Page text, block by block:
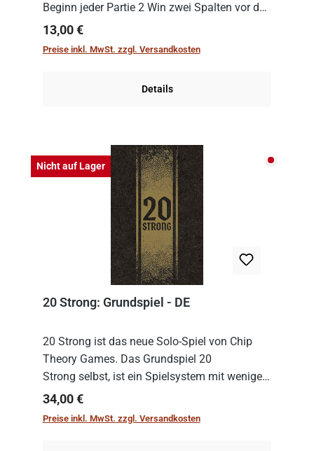
Beginn jeder Partie 2 Win zwei Spalten vor den
Spielenden aus, die es in die Höhe zu treiben
gilt. Doch das geht natürlich nur, solange man
Regulärer Preis:
13,00 €
Preise inkl. MwSt. zzgl. Versandkosten
Details
Nicht auf Lager Nicht
20 Strong: Grundspiel - DE
20 Strong ist das neue Solo-Spiel von Chip
Theory Games. Das Grundspiel 20
Strong selbst, ist ein Spielsystem mit wenigen,
einfachen Regeln. Um es zu spielen, muss es
immer mit einem Themenset ergänzt werden.
Regulärer Preis:
34,00 €
Preise inkl. MwSt. zzgl. Versandkosten